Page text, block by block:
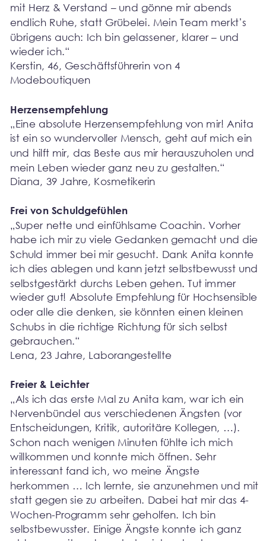
mit Herz & Verstand – und gönne mir abends
endlich Ruhe, statt Grübelei. Mein Team merkt’s
übrigens auch: Ich bin gelassener, klarer – und
wieder ich.“
Kerstin, 46, Geschäftsführerin von 4
Modeboutiquen
Herzensempfehlung
„Eine absolute Herzensempfehlung von mir! Anita
ist ein so wundervoller Mensch, geht auf mich ein
und hilft mir, das Beste aus mir herauszuholen und
mein Leben wieder ganz neu zu gestalten.“
Diana, 39 Jahre, Kosmetikerin
Frei von Schuldgefühlen
„Super nette und einfühlsame Coachin. Vorher
habe ich mir zu viele Gedanken gemacht und die
Schuld immer bei mir gesucht. Dank Anita konnte
ich dies ablegen und kann jetzt selbstbewusst und
selbstgestärkt durchs Leben gehen. Tut immer
wieder gut! Absolute Empfehlung für Hochsensible
oder alle die denken, sie könnten einen kleinen
Schubs in die richtige Richtung für sich selbst
gebrauchen.“
Lena, 23 Jahre, Laborangestellte
Freier & Leichter
„Als ich das erste Mal zu Anita kam, war ich ein
Nervenbündel aus verschiedenen Ängsten (vor
Entscheidungen, Kritik, autoritäre Kollegen, …).
Schon nach wenigen Minuten fühlte ich mich
willkommen und konnte mich öffnen. Sehr
interessant fand ich, wo meine Ängste
herkommen … Ich lernte, sie anzunehmen und mit
statt gegen sie zu arbeiten. Dabei hat mir das 4-
Wochen-Programm sehr geholfen. Ich bin
selbstbewusster. Einige Ängste konnte ich ganz